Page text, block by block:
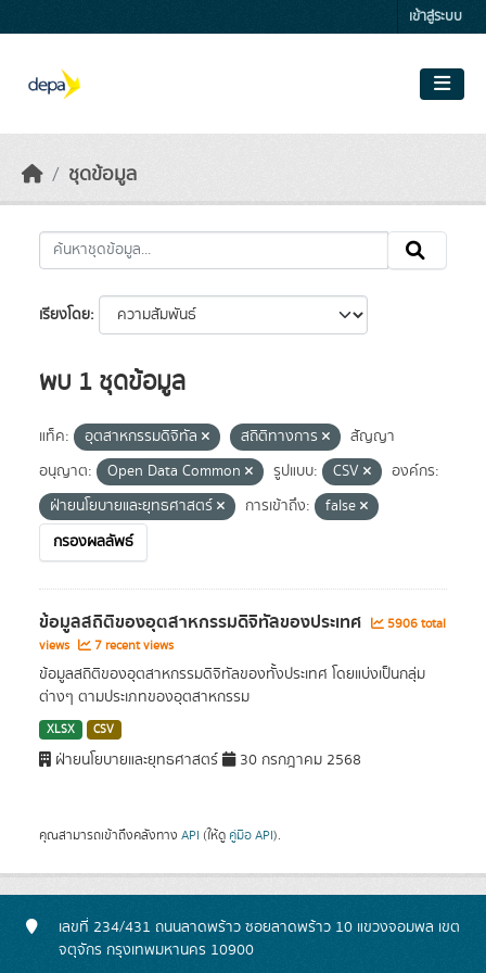
เข้าสู่ระบบ
ชุดข้อมูล
เรียงโดย
พบ 1 ชุดข้อมูล
แท็ค: อุตสาหกรรมดิจิทัล สถิติทางการ
สัญญา
อนุญาต:
Open Data Common รูปแบบ: CSV
องค์กร:
ฝ่ายนโยบายและยุทธศาสตร์
การเข้าถึง:
false
กรองผลลัพธ์
ข้อมูลสถิติของอุตสาหกรรมดิจิทัลของประเทศ
5906 total
views
7 recent views
ข้อมูลสถิติของอุตสาหกรรมดิจิทัลของทั้งประเทศ โดยแบ่งเป็นกลุ่ม
ต่างๆ ตามประเภทของอุตสาหกรรม
XLSX CSV
ฝ่ายนโยบายและยุทธศาสตร์ 30 กรกฎาคม 2568
คุณสามารถเข้าถึงคลังทาง API (ให้ดู คู่มือ API).
เลขที่ 234/431 ถนนลาดพร้าว ซอยลาดพร้าว 10 แขวงจอมพล เขต
จตุจักร กรุงเทพมหานคร 10900